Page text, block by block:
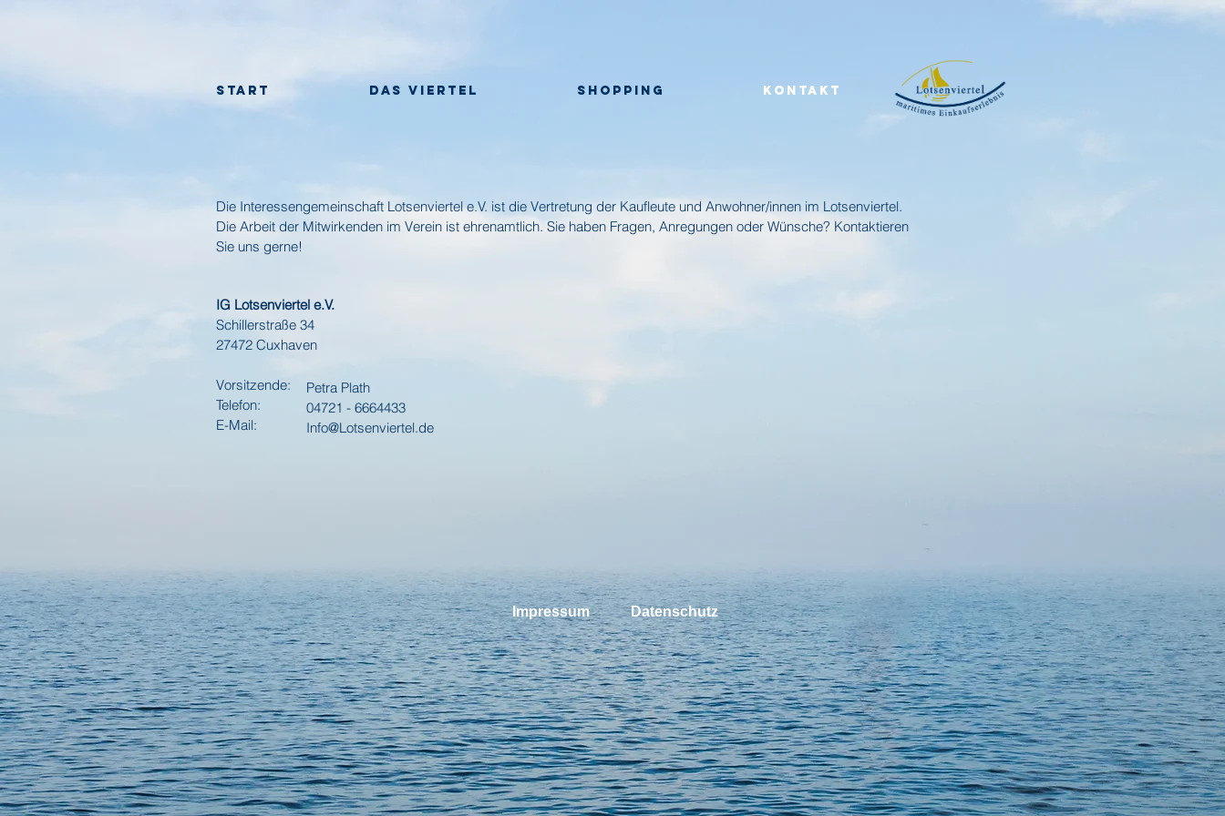
Start DAS VIERTEL SHOPPING KONTAKT
Die Interessengemeinschaft Lotsenviertel e.V. ist die Vertretung der Kaufleute und Anwohner/innen im Lotsenviertel.
Die Arbeit der Mitwirkenden im Verein ist ehrenamtlich. Sie haben Fragen, Anregungen oder Wünsche? Kontaktieren
Sie uns gerne!
IG Lotsenviertel e.V.
Schillerstraße 34
27472 Cuxhaven
Vorsitzende:
Telefon:
E-Mail:
Petra Plath
04721 - 6664433
Info@Lotsenviertel.de
Impressum Datenschutz